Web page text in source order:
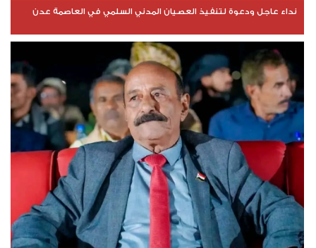
نداء عاجل ودعوة لتنفيذ العصيان المدني السلمي في العاصمة عدن